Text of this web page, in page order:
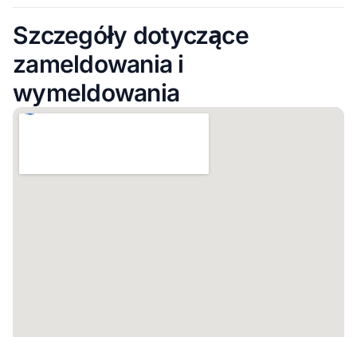
Szczegóły dotyczące
zameldowania i
wymeldowania